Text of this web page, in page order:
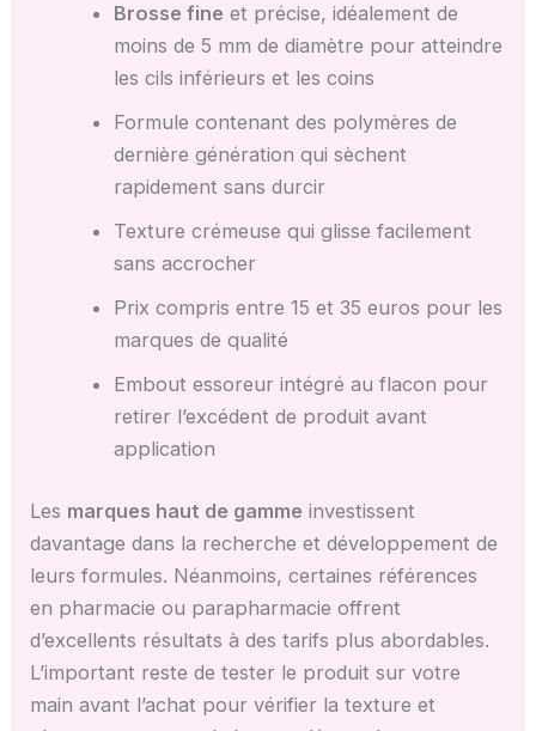
Brosse fine et précise, idéalement de
moins de 5 mm de diamètre pour atteindre
les cils inférieurs et les coins
Formule contenant des polymères de
dernière génération qui sèchent
rapidement sans durcir
Texture crémeuse qui glisse facilement
sans accrocher
Prix compris entre 15 et 35 euros pour les
marques de qualité
Embout essoreur intégré au flacon pour
retirer l’excédent de produit avant
application
Les marques haut de gamme investissent
davantage dans la recherche et développement de
leurs formules. Néanmoins, certaines références
en pharmacie ou parapharmacie offrent
d’excellents résultats à des tarifs plus abordables.
L’important reste de tester le produit sur votre
main avant l’achat pour vérifier la texture et